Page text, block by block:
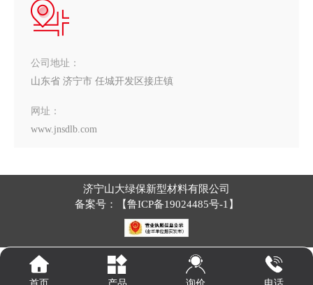
公司地址：
山东省 济宁市 任城开发区接庄镇
网址：
www.jnsdlb.com
济宁山大绿保新型材料有限公司
备案号：【鲁ICP备19024485号-1 】